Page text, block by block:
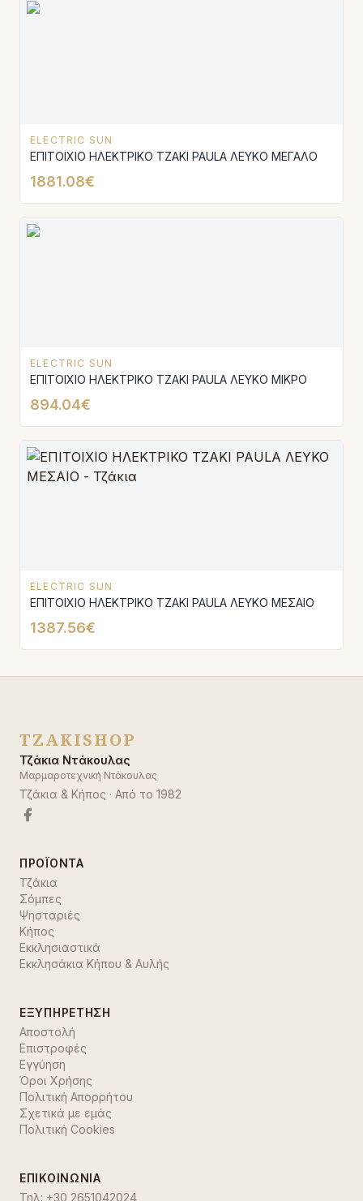
ELECTRIC SUN
ΕΠΙΤΟΙΧΙΟ ΗΛΕΚΤΡΙΚΟ ΤΖΑΚΙ PAULA ΛΕΥΚΟ ΜΕΓΑΛΟ
1881.08€
ELECTRIC SUN
ΕΠΙΤΟΙΧΙΟ ΗΛΕΚΤΡΙΚΟ ΤΖΑΚΙ PAULA ΛΕΥΚΟ ΜΙΚΡΟ
894.04€
ELECTRIC SUN
ΕΠΙΤΟΙΧΙΟ ΗΛΕΚΤΡΙΚΟ ΤΖΑΚΙ PAULA ΛΕΥΚΟ ΜΕΣΑΙΟ
1387.56€
TZAKISHOP
Τζάκια Ντάκουλας
Μαρμαροτεχνική Ντάκουλας
Τζάκια & Κήπος · Από το 1982
ΠΡΟΪΌΝΤΑ
Τζάκια
Σόμπες
Ψησταριές
Κήπος
Εκκλησιαστικά
Εκκλησάκια Κήπου & Αυλής
ΕΞΥΠΗΡΈΤΗΣΗ
Αποστολή
Επιστροφές
Εγγύηση
Όροι Χρήσης
Πολιτική Απορρήτου
Σχετικά με εμάς
Πολιτική Cookies
ΕΠΙΚΟΙΝΩΝΊΑ
Τηλ: +30 2651042024